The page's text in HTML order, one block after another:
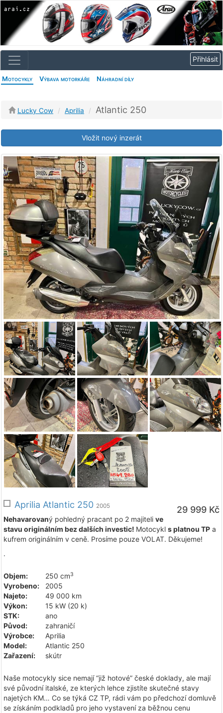
Motocykly Výbava motorkáře Náhradní díly
Lucky Cow Aprilia Atlantic 250
Vložit nový inzerát
29 999 Kč
Aprilia Atlantic 250 2005
Nehavarovaný pohledný pracant po 2 majiteli ve
stavu originálním bez dalších investic! Motocykl s platnou TP a
kufrem originálním v ceně. Prosíme pouze VOLAT. Děkujeme!
.
Objem: 250 cm3
Vyrobeno:
2005
Najeto:
49 000 km
Výkon:
15 kW (20 k)
STK:
ano
Původ:
zahraničí
Výrobce:
Aprilia
Model:
Atlantic 250
Zařazení:
skútr
Naše motocykly sice nemají “již hotové” české doklady, ale mají
své původní italské, ze kterých lehce zjistíte skutečné stavy
najetých KM… Co se týká CZ TP, rádi vám po předchozí domluvě
se získáním podkladů pro jeho vystavení za běžnou cenu